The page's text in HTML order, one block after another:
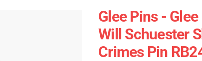
Glee Pins -
Will Schuester
Crimes Pin